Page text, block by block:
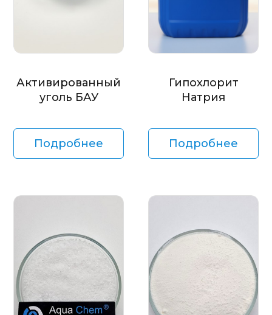
Активированный
уголь БАУ
Подробнее
Гипохлорит
Натрия
Подробнее